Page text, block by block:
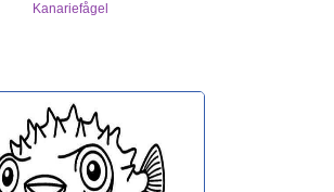
Kanariefågel